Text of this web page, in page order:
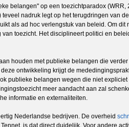
belangen" op een toezichtparadox
nadruk legt op het terugdringen van
als ad hoc verlengstuk van beleid. Om
toezicht. Het disciplineert politici en
houden met publieke belangen die
ontwikkeling krijgt de
publieke belangen wegen die niet
meer aandacht aan zal
informatie en externaliteiten.
Nederlandse bedrijven. De overheid
is dat direct duidelijk. Voor andere